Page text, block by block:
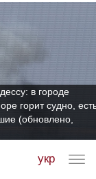
в городе
горит судно,
(обновлено,
укр